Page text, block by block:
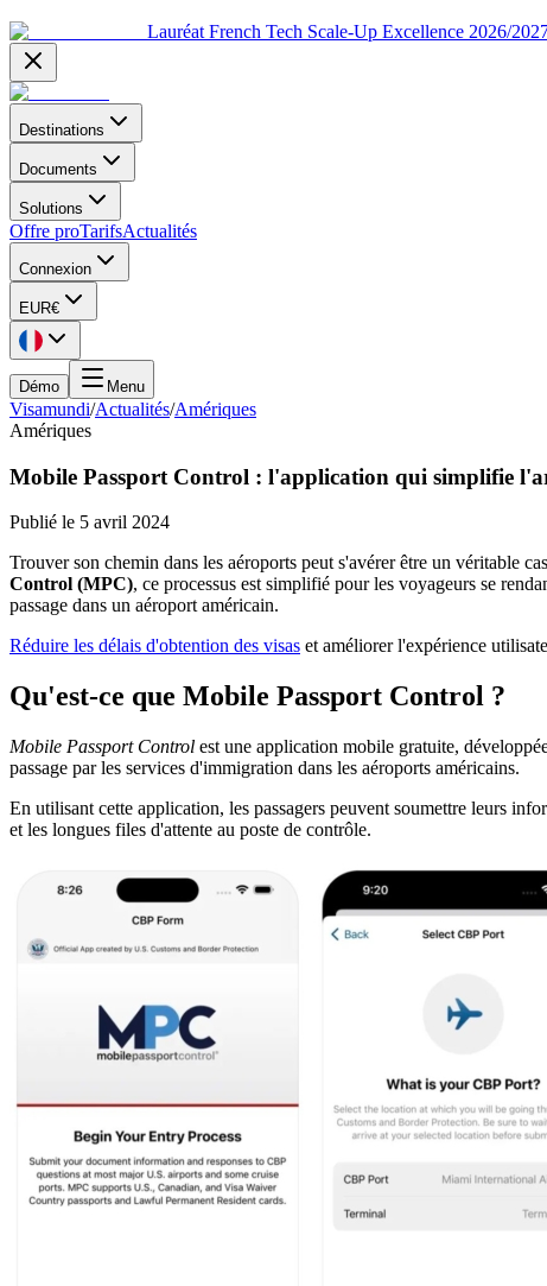
Lauréat French Tech Scale-Up Excellence 2026/
Destinations
Documents
Solutions
Offre proTarifsActualités
Connexion
EUR€
Démo Menu
Visamundi/Actualités/Amériques
Amériques
Mobile Passport Control : l'application qui simplifie
Publié le 5 avril 2024
Trouver son chemin dans les aéroports peut s'avérer être un véritable
Control (MPC), ce processus est simplifié pour les voyageurs se
passage dans un aéroport américain.
Réduire les délais d'obtention des visas et améliorer l'expérience
Qu'est-ce que Mobile Passport Control ?
Mobile Passport Control est une application mobile gratuite,
passage par les services d'immigration dans les aéroports américains.
En utilisant cette application, les passagers peuvent soumettre leurs
et les longues files d'attente au poste de contrôle.